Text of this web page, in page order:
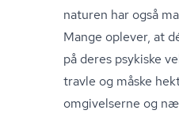
naturen har også
Mange oplever, at
på deres psykiske
travle og måske
omgivelserne og